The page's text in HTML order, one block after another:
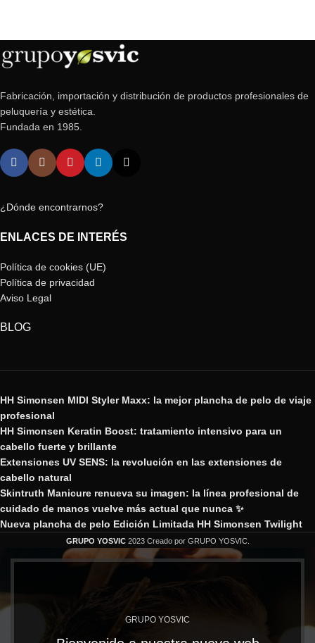
Fabricación, importación y distribución de productos profesionales de
peluquería y estética.
Fundada en 1985.
¿Dónde encontrarnos?
ENLACES DE INTERÉS
Política de cookies (UE)
Política de privacidad
Aviso Legal
BLOG
HH Simonsen MIDI Styler Maxx: la mejor plancha de pelo de viaje
profesional
HH Simonsen Keratin Boost: tratamiento intensivo para un
cabello fuerte y brillante
Extensiones UV SENS: la revolución en las extensiones de
cabello natural
Skintruth Manicure renueva su imagen: la línea profesional de
cuidado de manos vuelve más actual que nunca ✨
Nueva plancha de pelo Edición Limitada HH Simonsen Twilight
GRUPO YOSVIC 2023 Creado por GRUPO YOSVIC.
GRUPO YOSVIC